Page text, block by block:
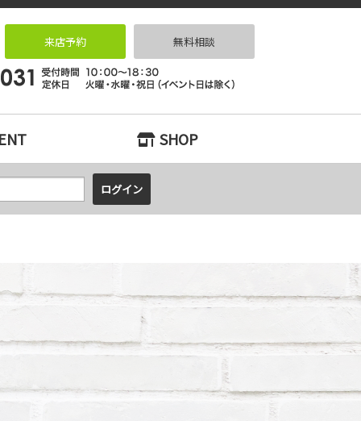
ベーションなら｜リノベっ家（リノベッチ）KOBE
来店予約 無料相談
SHOP